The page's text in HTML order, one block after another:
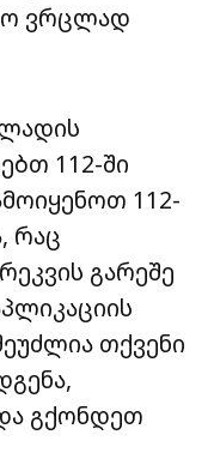
ვრცლად
112-ში
112-
რაც
გარეშე
თქვენი
გქონდეთ